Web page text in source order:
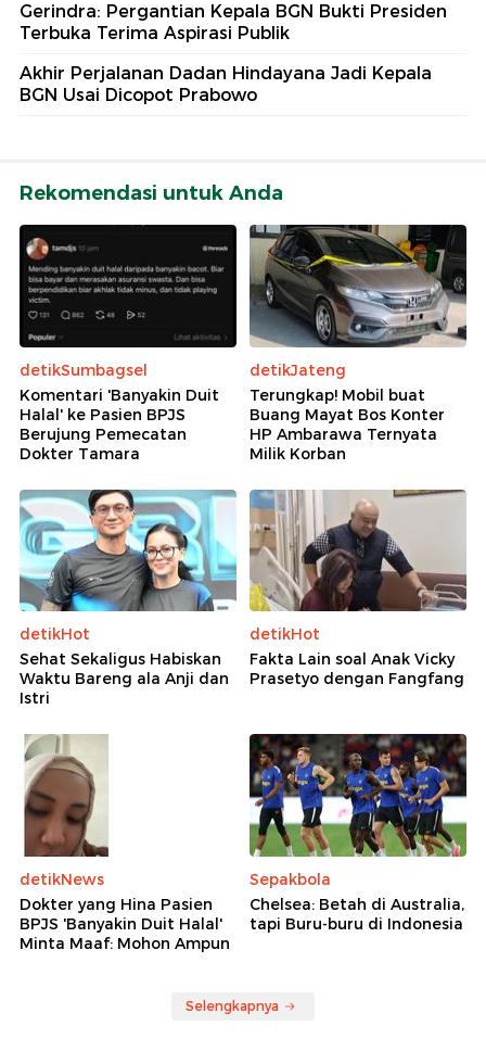
Gerindra: Pergantian Kepala BGN Bukti Presiden
Terbuka Terima Aspirasi Publik
Akhir Perjalanan Dadan Hindayana Jadi Kepala
BGN Usai Dicopot Prabowo
Rekomendasi untuk Anda
detikSumbagsel
Komentari 'Banyakin Duit
Halal' ke Pasien BPJS
Berujung Pemecatan
Dokter Tamara
detikJateng
Terungkap! Mobil buat
Buang Mayat Bos Konter
HP Ambarawa Ternyata
Milik Korban
detikHot
Sehat Sekaligus Habiskan
Waktu Bareng ala Anji dan
Istri
detikHot
Fakta Lain soal Anak Vicky
Prasetyo dengan Fangfang
detikNews
Dokter yang Hina Pasien
BPJS 'Banyakin Duit Halal'
Minta Maaf: Mohon Ampun
Sepakbola
Chelsea: Betah di Australia,
tapi Buru-buru di Indonesia
Selengkapnya